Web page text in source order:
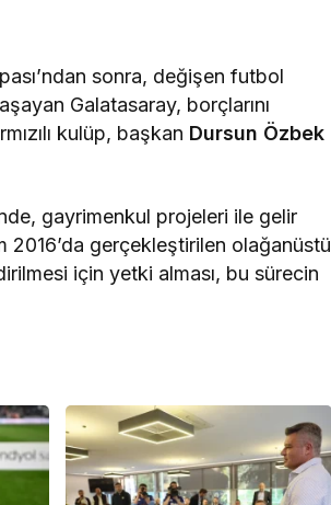
sonra, değişen futbol
Galatasaray, borçlarını
kulüp, başkan Dursun Özbek
gayrimenkul projeleri ile gelir
2016’da gerçekleştirilen olağanüstü
için yetki alması, bu sürecin